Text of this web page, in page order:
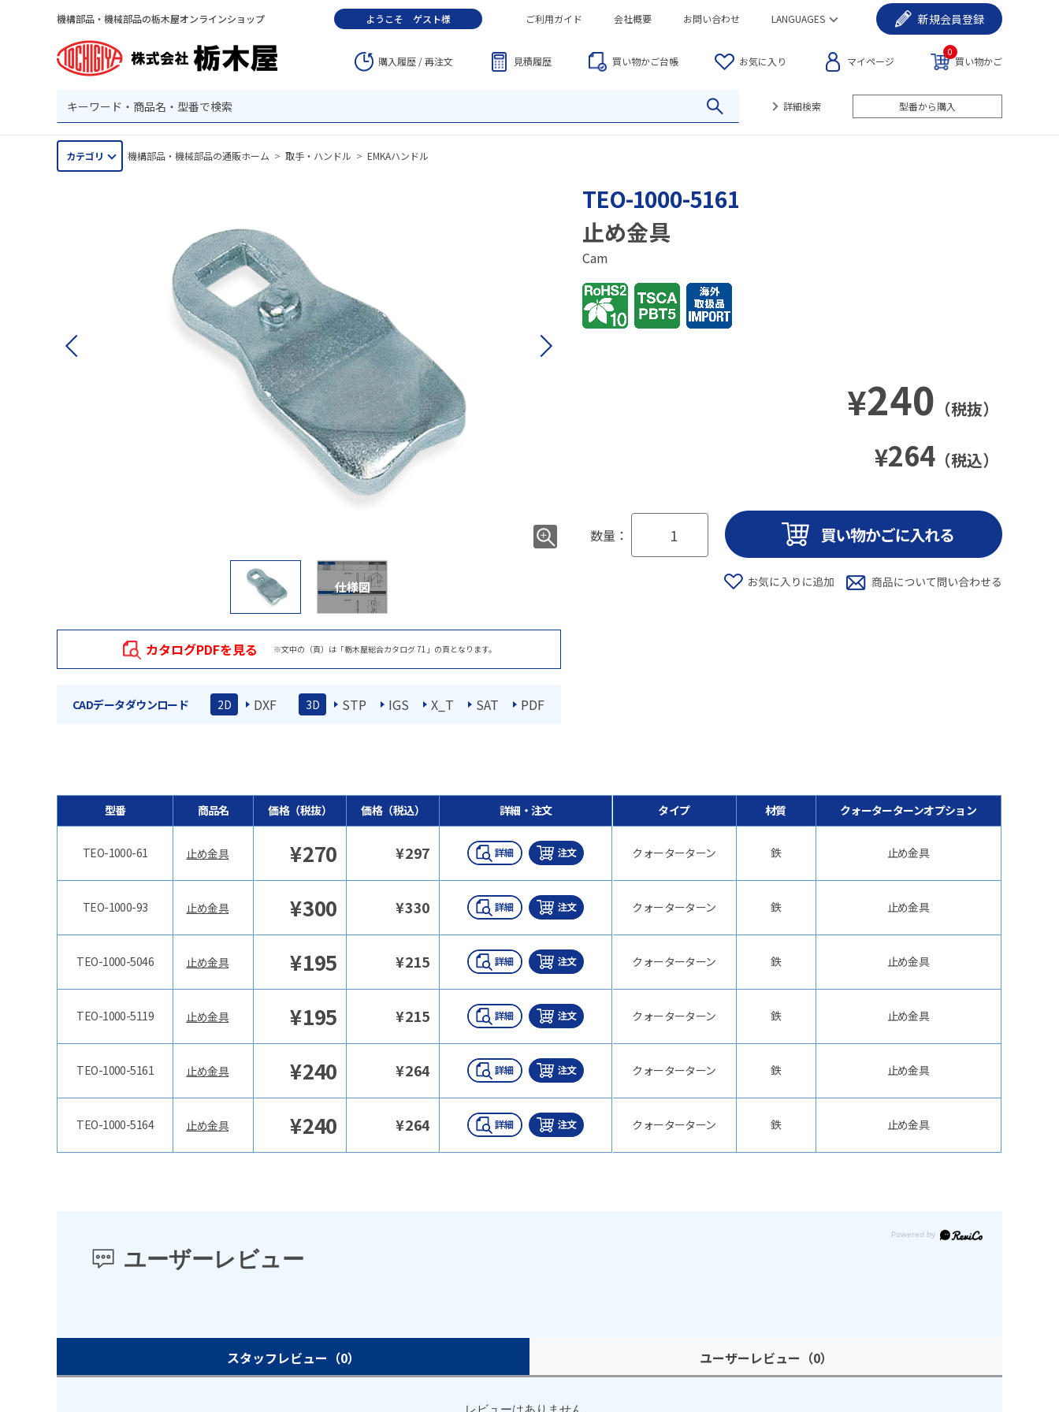
機構部品・機械部品の栃木屋オンラインショップ ようこそ ゲスト様 ご利用ガイド 会社概要 お問い合わせ LANGUAGES 新規会員登録
購入履歴 / 再注文 見積履歴 買い物かご台帳 お気に入り マイページ 買い物かご
0
詳細検索 型番から購入
カテゴリ 機構部品・機械部品の通販ホーム > 取手・ハンドル > EMKAハンドル
仕様図
カタログPDFを見る ※文中の（頁）は「栃木屋総合カタログ 71」の頁となります。
CADデータダウンロード 2D DXF 3D STP IGS X_T SAT PDF
TEO-1000-5161
止め金具
Cam
¥240 （税抜）
¥264 （税込）
数量：
型番 商品名 価格（税抜） 価格（税込） 詳細・注文
TEO-1000-61 止め金具 ¥270 ¥297
TEO-1000-93 止め金具 ¥300 ¥330
TEO-1000-5046 止め金具 ¥195 ¥215
TEO-1000-5119 止め金具 ¥195 ¥215
TEO-1000-5161 止め金具 ¥240 ¥264
TEO-1000-5164 止め金具 ¥240 ¥264
タイプ 材質 クォーターターンオプション
クォーターターン 鉄 止め金具
クォーターターン 鉄 止め金具
クォーターターン 鉄 止め金具
クォーターターン 鉄 止め金具
クォーターターン 鉄 止め金具
クォーターターン 鉄 止め金具
ユーザーレビュー
スタッフレビュー （0） ユーザーレビュー （0）
レビューはありません。